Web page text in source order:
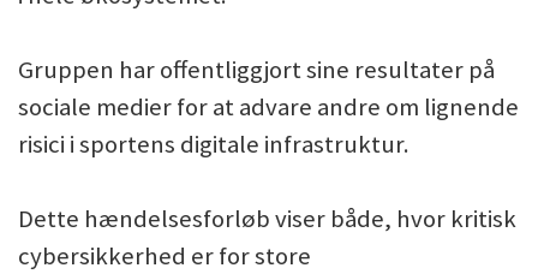
Gruppen har offentliggjort sine resultater på
sociale medier for at advare andre om lignende
risici i sportens digitale infrastruktur.
Dette hændelsesforløb viser både, hvor kritisk
cybersikkerhed er for store